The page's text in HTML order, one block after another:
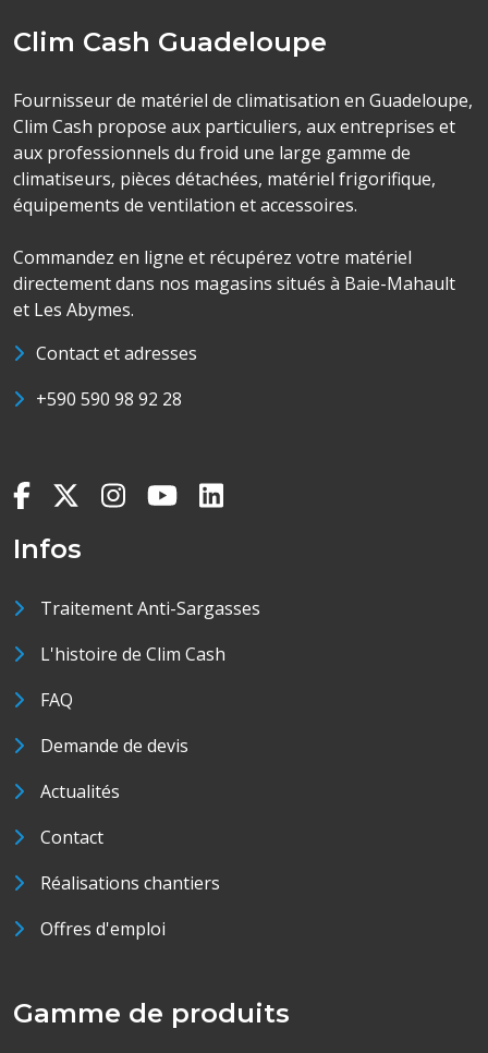
Clim Cash Guadeloupe
Fournisseur de matériel de climatisation en Guadeloupe,
Clim Cash propose aux particuliers, aux entreprises et
aux professionnels du froid une large gamme de
climatiseurs, pièces détachées, matériel frigorifique,
équipements de ventilation et accessoires.
Commandez en ligne et récupérez votre matériel
directement dans nos magasins situés à Baie-Mahault
et Les Abymes.
Contact et adresses
+590 590 98 92 28
Infos
Traitement Anti-Sargasses
L'histoire de Clim Cash
FAQ
Demande de devis
Actualités
Contact
Réalisations chantiers
Offres d'emploi
Gamme de produits